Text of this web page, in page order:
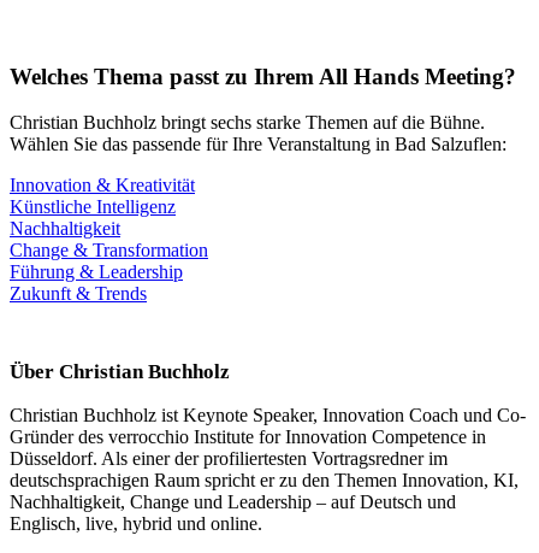
Welches Thema passt zu Ihrem All Hands Meeting?
Christian Buchholz bringt sechs starke Themen auf die Bühne.
Wählen Sie das passende für Ihre Veranstaltung in Bad Salzuflen:
Innovation & Kreativität
Künstliche Intelligenz
Nachhaltigkeit
Change & Transformation
Führung & Leadership
Zukunft & Trends
Über Christian Buchholz
Christian Buchholz ist Keynote Speaker, Innovation Coach und Co-
Gründer des verrocchio Institute for Innovation Competence in
Düsseldorf. Als einer der profiliertesten Vortragsredner im
deutschsprachigen Raum spricht er zu den Themen Innovation, KI,
Nachhaltigkeit, Change und Leadership – auf Deutsch und
Englisch, live, hybrid und online.